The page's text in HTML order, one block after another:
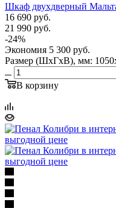
Шкаф двухдверный
16 690 руб.
21 990 руб.
-24%
Экономия 5 300 руб.
Размер (ШхГхВ), мм:
В корзину